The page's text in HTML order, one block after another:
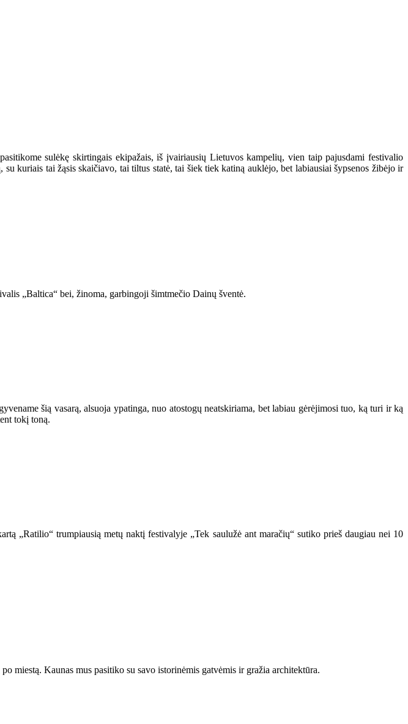
sulėkę skirtingais ekipažais, iš įvairiausių Lietuvos kampelių, vien taip pajusdami festivalio
kuriais tai žąsis skaičiavo, tai tiltus statė, tai šiek tiek katiną auklėjo, bet labiausiai šypsenos žibėjo ir
„Baltica“ bei, žinoma, garbingoji šimtmečio Dainų šventė.
šią vasarą, alsuoja ypatinga, nuo atostogų neatskiriama, bet labiau gėrėjimosi tuo, ką turi ir ką
tokį toną.
„Ratilio“ trumpiausią metų naktį festivalyje „Tek saulužė ant maračių“ sutiko prieš daugiau nei 10
Kaunas mus pasitiko su savo istorinėmis gatvėmis ir gražia architektūra.